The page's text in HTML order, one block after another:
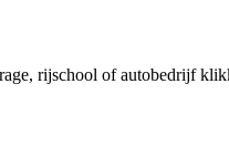
rijschool of autobedrijf